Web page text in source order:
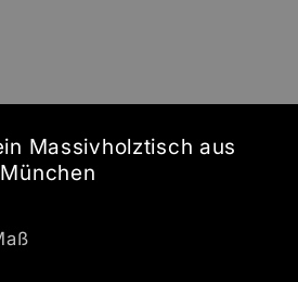
Massivholztisch aus